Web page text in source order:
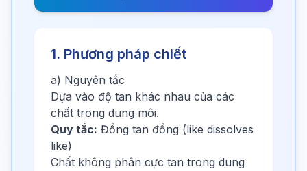
1. Phương pháp chiết
a) Nguyên tắc
Dựa vào độ tan khác nhau của các
chất trong dung môi.
Quy tắc: Đồng tan đồng (like dissolves
like)
Chất không phân cực tan trong dung